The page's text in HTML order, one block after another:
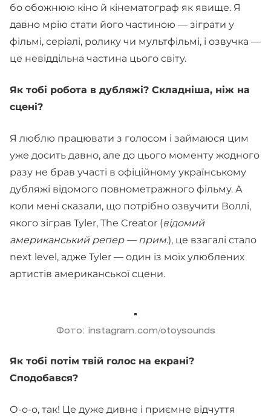
бо обожнюю кіно й кінематограф як явище. Я
давно мрію стати його частиною — зіграти у
фільмі, серіалі, ролику чи мультфільмі, і озвучка —
це невіддільна частина цього світу.
Як тобі робота в дубляжі? Складніша, ніж на
сцені?
Я люблю працювати з голосом і займаюся цим
уже досить давно, але до цього моменту жодного
разу не брав участі в офіційному українському
дубляжі відомого повнометражного фільму. А
коли мені сказали, що потрібно озвучити Воллі,
якого зіграв Tyler, The Creator (відомий
американський репер — прим.), це взагалі стало
next level, адже Tyler — один із моїх улюблених
артистів американської сцени.
Фото: instagram.com/otoysounds
Як тобі потім твій голос на екрані?
Сподобався?
О-о-о, так! Це дуже дивне і приємне відчуття